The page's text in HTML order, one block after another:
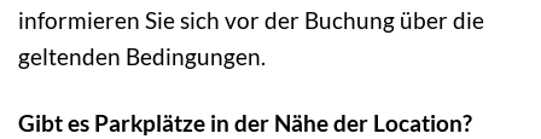
informieren Sie sich vor der Buchung über die
geltenden Bedingungen.
Gibt es Parkplätze in der Nähe der Location?